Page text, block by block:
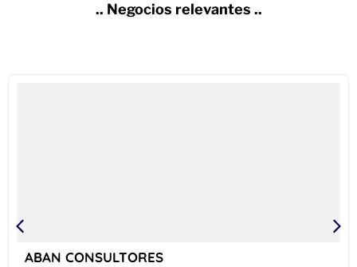
.. Negocios relevantes ..
ABAN CONSULTORES